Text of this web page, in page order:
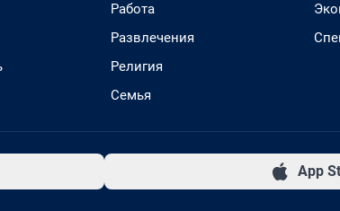
Работа
Развлечения
Религия
Семья
App